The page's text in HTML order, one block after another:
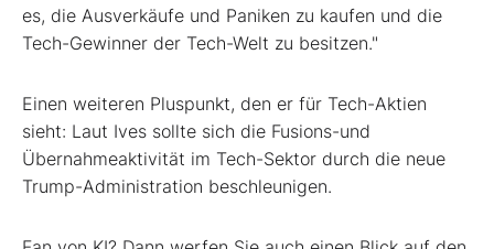
es, die Ausverkäufe und Paniken zu kaufen und die
Tech-Gewinner der Tech-Welt zu besitzen."
Einen weiteren Pluspunkt, den er für Tech-Aktien
sieht: Laut Ives sollte sich die Fusions-und
Übernahmeaktivität im Tech-Sektor durch die neue
Trump-Administration beschleunigen.